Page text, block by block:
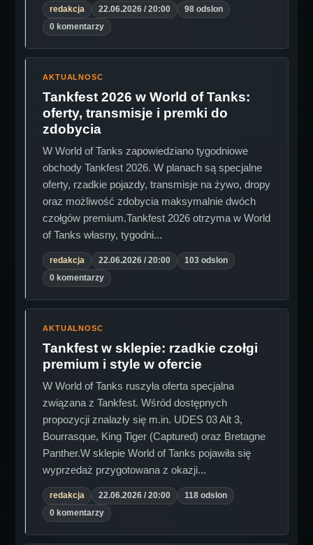
redakcja 22.06.2026 / 20:00
98 odslon
0 komentarzy
AKTUALNOSC
Tankfest 2026 w World of Tanks:
oferty, transmisje i premki do
zdobycia
W World of Tanks zapowiedziano tygodniowe
obchody Tankfest 2026. W planach są specjalne
oferty, rzadkie pojazdy, transmisje na żywo, dropy
oraz możliwość zdobycia maksymalnie dwóch
czołgów premium.Tankfest 2026 otrzyma w World
of Tanks własny, tygodni...
redakcja 22.06.2026 / 20:00
103 odslon
0 komentarzy
AKTUALNOSC
Tankfest w sklepie: rzadkie czołgi
premium i style w ofercie
W World of Tanks ruszyła oferta specjalna
związana z Tankfest. Wśród dostępnych
propozycji znalazły się m.in. UDES 03 Alt 3,
Bourrasque, King Tiger (Captured) oraz Bretagne
Panther.W sklepie World of Tanks pojawiła się
wyprzedaż przygotowana z okazji...
redakcja 22.06.2026 / 20:00
118 odslon
0 komentarzy